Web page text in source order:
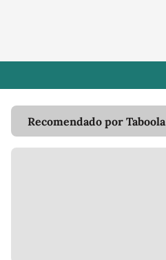
Recomendado por Taboola